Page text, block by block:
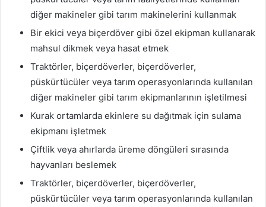
diğer makineler gibi tarım makinelerini kullanmak
Bir ekici veya biçerdöver gibi özel ekipman kullanarak
mahsul dikmek veya hasat etmek
Traktörler, biçerdöverler, biçerdöverler,
püskürtücüler veya tarım operasyonlarında kullanılan
diğer makineler gibi tarım ekipmanlarının işletilmesi
Kurak ortamlarda ekinlere su dağıtmak için sulama
ekipmanı işletmek
Çiftlik veya ahırlarda üreme döngüleri sırasında
hayvanları beslemek
Traktörler, biçerdöverler, biçerdöverler,
püskürtücüler veya tarım operasyonlarında kullanılan